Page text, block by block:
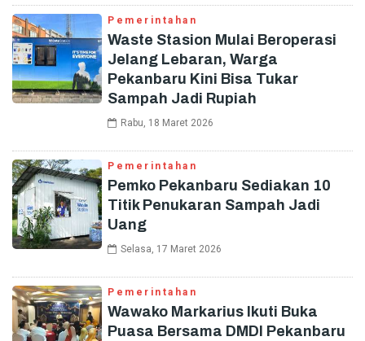
Pemerintahan
Waste Stasion Mulai Beroperasi
Jelang Lebaran, Warga
Pekanbaru Kini Bisa Tukar
Sampah Jadi Rupiah
Rabu, 18 Maret 2026
Pemerintahan
Pemko Pekanbaru Sediakan 10
Titik Penukaran Sampah Jadi
Uang
Selasa, 17 Maret 2026
Pemerintahan
Wawako Markarius Ikuti Buka
Puasa Bersama DMDI Pekanbaru